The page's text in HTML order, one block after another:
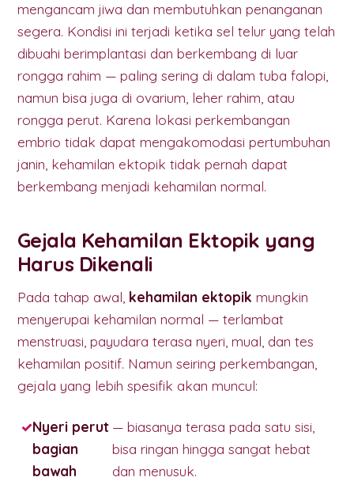
mengancam jiwa dan membutuhkan penanganan
segera. Kondisi ini terjadi ketika sel telur yang telah
dibuahi berimplantasi dan berkembang di luar
rongga rahim — paling sering di dalam tuba falopi,
namun bisa juga di ovarium, leher rahim, atau
rongga perut. Karena lokasi perkembangan
embrio tidak dapat mengakomodasi pertumbuhan
janin, kehamilan ektopik tidak pernah dapat
berkembang menjadi kehamilan normal.
Gejala Kehamilan Ektopik yang
Harus Dikenali
Pada tahap awal, kehamilan ektopik mungkin
menyerupai kehamilan normal — terlambat
menstruasi, payudara terasa nyeri, mual, dan tes
kehamilan positif. Namun seiring perkembangan,
gejala yang lebih spesifik akan muncul:
Nyeri perut
bagian
bawah
— biasanya terasa pada satu sisi,
bisa ringan hingga sangat hebat
dan menusuk.